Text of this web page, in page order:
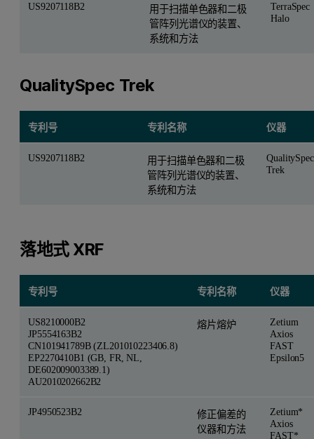
US9207118B2
用于扫描单色器和二极
管阵列光谱仪的装置、
系统和方法
TerraSpec
Halo
QualitySpec Trek
专利号 专利名称 仪器
US9207118B2
用于扫描单色器和二极
管阵列光谱仪的装置、
系统和方法
QualitySpec
Trek
落地式 XRF
专利号 专利名称 仪器
US8210000B2
JP5554163B2
CN101941789B (ZL201010223406.8)
EP2270410B1 (GB, FR, NL,
DE602009003389.1)
AU2010202662B2
熔片熔炉
Zetium
Axios
FAST
Epsilon5
JP4950523B2
修正偏差的
仪器和方法
Zetium*
Axios
FAST*